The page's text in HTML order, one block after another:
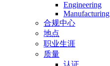
Engineering
Manufacturing
合规中心
地点
职业生涯
质量